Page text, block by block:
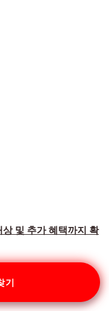
및 추가 혜택까지 확
기